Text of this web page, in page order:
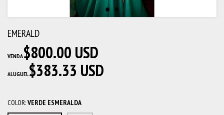
EMERALD
VENDA$800.00 USD
ALUGUEL$383.33 USD
COLOR:VERDE ESMERALDA